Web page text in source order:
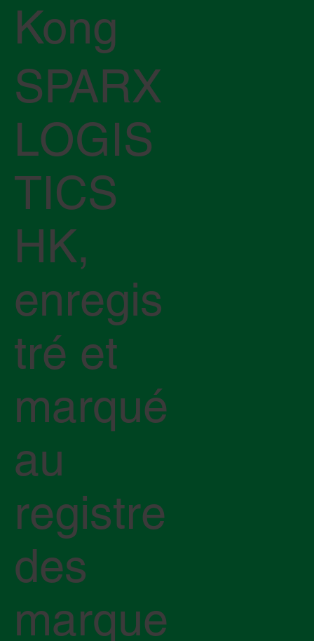
Kong
SPARX
LOGIS
TICS
HK,
enregis
tré et
marqué
au
registre
des
marque